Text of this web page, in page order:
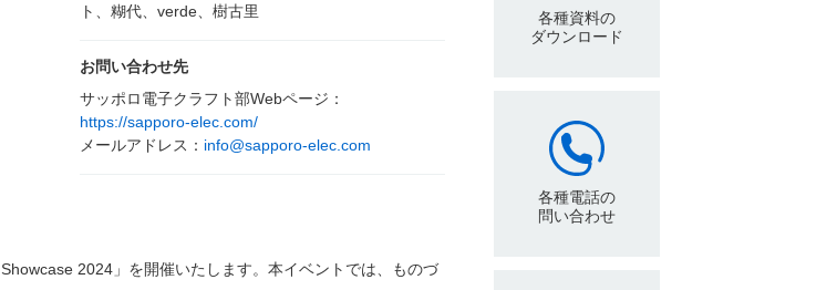
ト、糊代、verde、樹古里
お問い合わせ先
サッポロ電子クラフト部Webページ：
https://sapporo-elec.com/
メールアドレス： info@sapporo-elec.com
2024」を開催いたします。本イベントでは、ものづ
各種資料の
ダウンロード
各種電話の
問い合わせ